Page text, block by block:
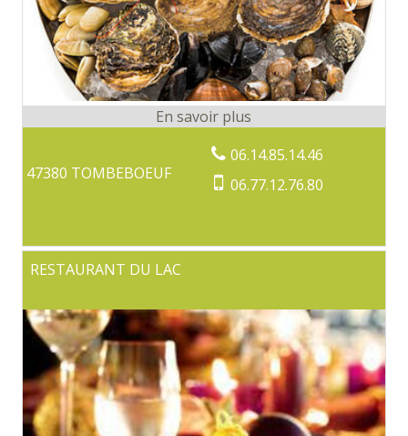
47380 TOMBEBOEUF
06.14.85.14.46
06.77.12.76.80
RESTAURANT DU LAC